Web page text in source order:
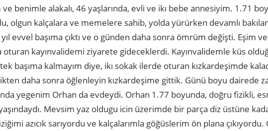
benimle alakalı, 46 yaşlarında, evli ve ikı bebe annesiyim. 1.71
olgun kalçalara ve memelere sahib, yolda yürürken devamlı
evvel başıma çıktı ve o günden daha sonra ömrüm değişti. Eşim
oturan kayınvalidemi ziyarete gideceklerdi. Kayınvalidemle küs
başıma kalmayım diye, ikı sokak ilerde oturan kızkardeşimde
daha sonra öğlenleyin kızkardeşime gittik. Günü boyu dairede
yegenim Orhan da evdeydi. Orhan 1.77 boyunda, doğru fizikli,
Mevsim yaz oldugu icin üzerimde bir parça diz üstüne
azıcık sarıyordu ve kalçalarımla göğüslerim ön plana çıkıyordu.